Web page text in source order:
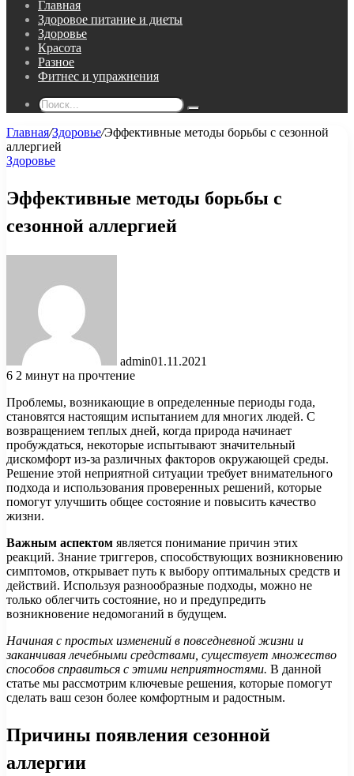
Главная
Здоровое питание и диеты
Здоровье
Красота
Разное
Фитнес и упражнения
Поиск...
Главная/Здоровье/Эффективные методы борьбы с сезонной
аллергией
Здоровье
Эффективные методы борьбы с
сезонной аллергией
admin01.11.2021
6 2 минут на прочтение
Проблемы, возникающие в определенные периоды года,
становятся настоящим испытанием для многих людей. С
возвращением теплых дней, когда природа начинает
пробуждаться, некоторые испытывают значительный
дискомфорт из-за различных факторов окружающей среды.
Решение этой неприятной ситуации требует внимательного
подхода и использования проверенных решений, которые
помогут улучшить общее состояние и повысить качество
жизни.
Важным аспектом является понимание причин этих
реакций. Знание триггеров, способствующих возникновению
симптомов, открывает путь к выбору оптимальных средств и
действий. Используя разнообразные подходы, можно не
только облегчить состояние, но и предупредить
возникновение недомоганий в будущем.
Начиная с простых изменений в повседневной жизни и
заканчивая лечебными средствами, существует множество
способов справиться с этими неприятностями. В данной
статье мы рассмотрим ключевые решения, которые помогут
сделать ваш сезон более комфортным и радостным.
Причины появления сезонной
аллергии